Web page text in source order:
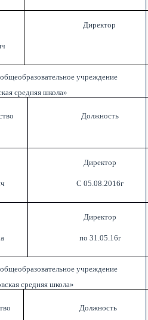
Директор
учреждение
средняя школа»
Должность
Директор
С 05.08.2016г
Директор
по 31.05.16г
учреждение
средняя школа»
Должность